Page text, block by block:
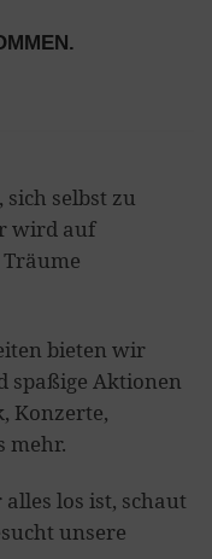
sich selbst zu
wird auf
bieten wir
spaßige Aktionen
Konzerte,
mehr.
los ist, schaut
unsere